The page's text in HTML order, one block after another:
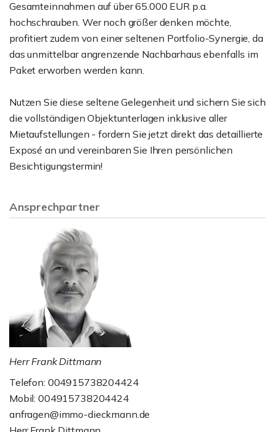
Gesamteinnahmen auf über 65.000 EUR p.a.
hochschrauben. Wer noch größer denken möchte,
profitiert zudem von einer seltenen Portfolio-Synergie, da
das unmittelbar angrenzende Nachbarhaus ebenfalls im
Paket erworben werden kann.
Nutzen Sie diese seltene Gelegenheit und sichern Sie sich
die vollständigen Objektunterlagen inklusive aller
Mietaufstellungen - fordern Sie jetzt direkt das detaillierte
Exposé an und vereinbaren Sie Ihren persönlichen
Besichtigungstermin!
Ansprechpartner
Herr Frank Dittmann
Telefon: 004915738204424
Mobil: 004915738204424
anfragen@immo-dieckmann.de